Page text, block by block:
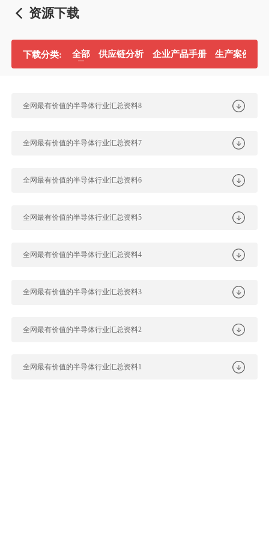
资源下载
下载分类: 全部 供应链分析 企业产品手册 生产案例分析
全网最有价值的半导体行业汇总资料8
全网最有价值的半导体行业汇总资料7
全网最有价值的半导体行业汇总资料6
全网最有价值的半导体行业汇总资料5
全网最有价值的半导体行业汇总资料4
全网最有价值的半导体行业汇总资料3
全网最有价值的半导体行业汇总资料2
全网最有价值的半导体行业汇总资料1